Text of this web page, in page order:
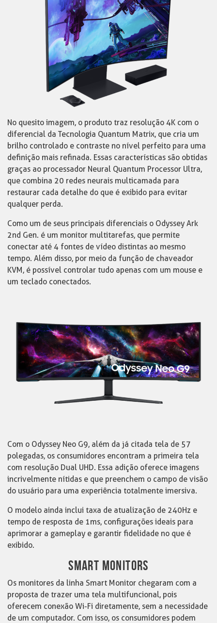
No quesito imagem, o produto traz resolução 4K com o
diferencial da Tecnologia Quantum Matrix, que cria um
brilho controlado e contraste no nível perfeito para uma
definição mais refinada. Essas características são obtidas
graças ao processador Neural Quantum Processor Ultra,
que combina 20 redes neurais multicamada para
restaurar cada detalhe do que é exibido para evitar
qualquer perda.
Como um de seus principais diferenciais o Odyssey Ark
2nd Gen. é um monitor multitarefas, que permite
conectar até 4 fontes de vídeo distintas ao mesmo
tempo. Além disso, por meio da função de chaveador
KVM, é possível controlar tudo apenas com um mouse e
um teclado conectados.
Com o Odyssey Neo G9, além da já citada tela de 57
polegadas, os consumidores encontram a primeira tela
com resolução Dual UHD. Essa adição oferece imagens
incrivelmente nítidas e que preenchem o campo de visão
do usuário para uma experiência totalmente imersiva.
O modelo ainda inclui taxa de atualização de 240Hz e
tempo de resposta de 1ms, configurações ideais para
aprimorar a gameplay e garantir fidelidade no que é
exibido.
SMART MONITORS
Os monitores da linha Smart Monitor chegaram com a
proposta de trazer uma tela multifuncional, pois
oferecem conexão Wi-Fi diretamente, sem a necessidade
de um computador. Com isso, os consumidores podem